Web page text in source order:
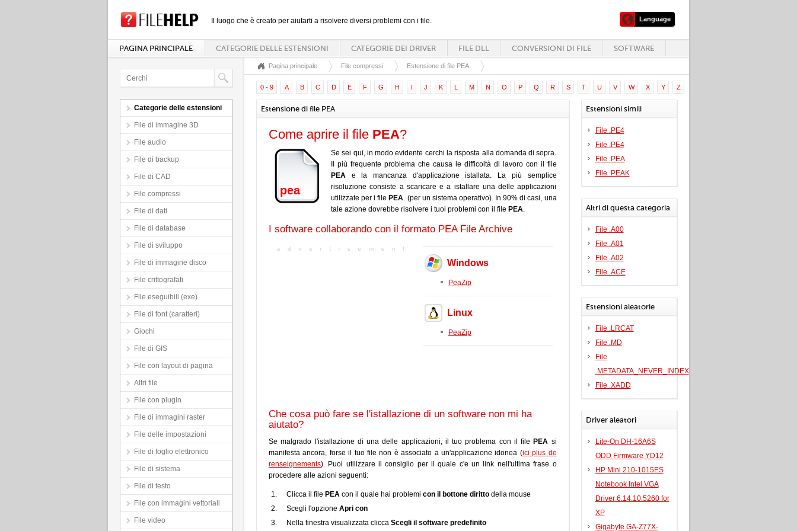
Il luogo che è creato per aiutarti a risolvere diversi problemi con i file. Language
PAGINA PRINCIPALE CATEGORIE DELLE ESTENSIONI CATEGORIE DEI DRIVER FILE DLL CONVERSIONI DI FILE SOFTWARE
Categorie delle estensioni
File di immagine 3D
File audio
File di backup
File di CAD
File compressi
File di dati
File di database
File di sviluppo
File di immagine disco
File crittografati
File eseguibili (exe)
File di font (caratteri)
Giochi
File di GIS
File con layout di pagina
Altri file
File con plugin
File di immagini raster
File delle impostazioni
File di foglio elettronico
File di sistema
File di testo
File con immagini vettoriali
File video
Pagina principale File compressi Estensione di file PEA
0 - 9 A B C D E F G H I J K L M N O P Q R S T U V W X Y Z
Estensione di file PEA
Come aprire il file PEA?
pea
Se sei qui, in modo evidente cerchi la risposta alla domanda di sopra.
Il più frequente problema che causa le difficoltà di lavoro con il file
PEA e la mancanza d'applicazione istallata. La più semplice
risoluzione consiste a scaricare e a istallare una delle applicazioni
utilizzate per i file PEA. (per un sistema operativo). In 90% di casi, una
tale azione dovrebbe risolvere i tuoi problemi con il file PEA.
I software collaborando con il formato PEA File Archive
Windows
PeaZip
Linux
PeaZip
Che cosa può fare se l'istallazione di un software non mi ha
aiutato?
Se malgrado l'istallazione di una delle applicazioni, il tuo problema con il file PEA si
manifesta ancora, forse il tuo file non è associato a un'applicazione idonea (ici plus de
renseignements). Puoi utilizzare il consiglio per il quale c'e un link nell'ultima frase o
procedere alle azioni seguenti:
Clicca il file PEA con il quale hai problemi con il bottone diritto della mouse
Scegli l'opzione Apri con
Nella finestra visualizzata clicca Scegli il software predefinito
Estensioni simili
File .PE4
File .PE4
File .PEA
File .PEAK
Altri di questa categoria
File .A00
File .A01
File .A02
File .ACE
Estensioni aleatorie
File .LRCAT
File .MD
File
.METADATA_NEVER_INDEX
File .XADD
Driver aleatori
Lite-On DH-16A6S
ODD Firmware YD12
HP Mini 210-1015ES
Notebook Intel VGA
Driver 6.14.10.5260 for
XP
Gigabyte GA-Z77X-